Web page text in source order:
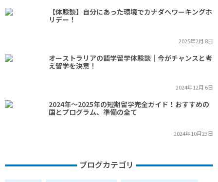
【体験談】自分にあった環境でカナダへワーキングホ
リデー！
2025年2月 8日
オーストラリアの語学留学体験談｜今がチャンスと考
え留学を決意！
2024年12月 6日
2024年～2025年の短期留学完全ガイド！おすすめの
国とプログラム、準備の全て
2024年10月23日
ブログカテゴリ